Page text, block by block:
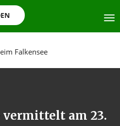
vermittelt am 23.